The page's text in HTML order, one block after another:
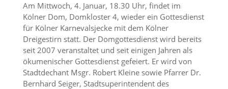
Am Mittwoch, 4. Januar, 18.30 Uhr, findet im
Kölner Dom, Domkloster 4, wieder ein Gottesdienst
für Kölner Karnevalsjecke mit dem Kölner
Dreigestirn statt. Der Domgottesdienst wird bereits
seit 2007 veranstaltet und seit einigen Jahren als
ökumenischer Gottesdienst gefeiert. Er wird von
Stadtdechant Msgr. Robert Kleine sowie Pfarrer Dr.
Bernhard Seiger, Stadtsuperintendent des